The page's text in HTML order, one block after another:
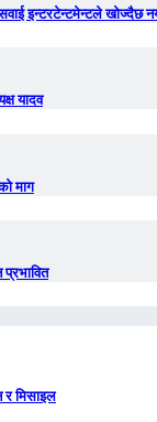
इन्टरटेन्टमेन्टले खोज्दैछ
यादव
माग
प्रभावित
र मिसाइल